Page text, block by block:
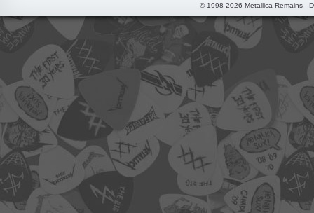
© 1998-2026 Metallica Remains -